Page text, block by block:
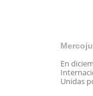
En
Unidas